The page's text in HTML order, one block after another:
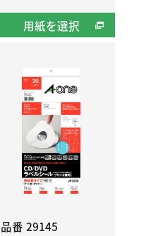
用紙を選択
品番 29145